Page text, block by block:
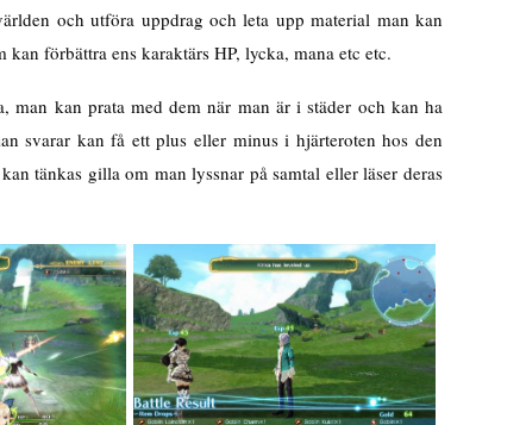
och utföra uppdrag och leta upp material man kan
förbättra ens karaktärs HP, lycka, mana etc etc.
man kan prata med dem när man är i städer och kan ha
svarar kan få ett plus eller minus i hjärteroten hos den
tänkas gilla om man lyssnar på samtal eller läser deras